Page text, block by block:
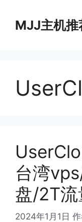
MJJ主机推
台湾
盘/2T
2024年1月1日